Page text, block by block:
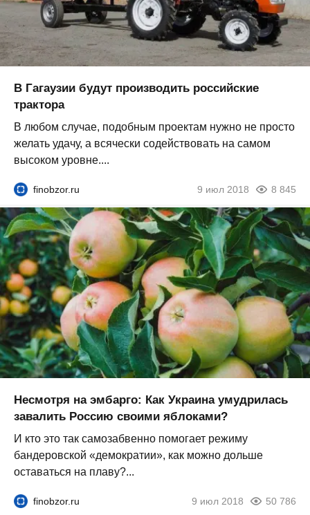
В Гагаузии будут производить российские
трактора
В любом случае, подобным проектам нужно не просто
желать удачу, а всячески содействовать на самом
высоком уровне....
finobzor.ru 9 июл 2018 8 845
Несмотря на эмбарго: Как Украина умудрилась
завалить Россию своими яблоками?
И кто это так самозабвенно помогает режиму
бандеровской «демократии», как можно дольше
оставаться на плаву?...
finobzor.ru 9 июл 2018 50 786